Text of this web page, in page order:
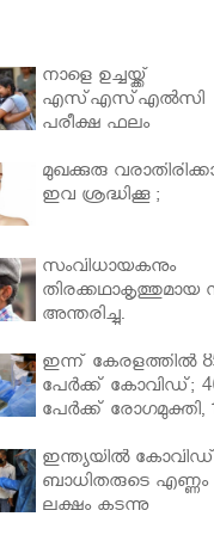
നാളെ ഉച്ചയ്ക്ക്
എസ്എസ്എല്‍സി
പരീക്ഷ ഫലം
മുഖക്കുരു
ഇവ ശ്രദ്ധിക്കൂ ;
സംവിധായകനും
തിരക്കഥാകൃത്തുമായ
അന്തരിച്ചു.
ഇന്ന് കേരളത്തിൽ
പേർക്ക് കോവിഡ്;
പേർക്ക് രോഗമുക്തി,
ഇന്ത്യയിൽ കോവിഡ്
ബാധിതരുടെ എണ്ണം
ലക്ഷം കടന്നു